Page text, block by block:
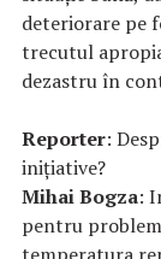
deteriorare pe
trecutul
dezastru în
Reporter:
inițiative?
Mihai Bogza:
pentru